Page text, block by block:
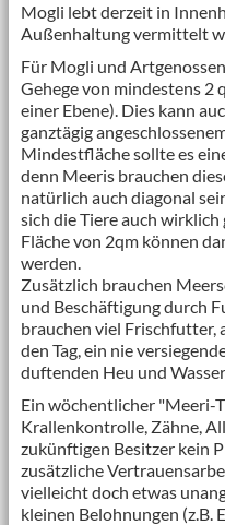
Mogli lebt derzeit in
Außenhaltung vermittelt
Für Mogli und
Gehege von mindestens 2
einer Ebene). Dies kann
ganztägig
Mindestfläche sollte es
denn Meeris brauchen
natürlich auch diagonal
sich die Tiere auch
Fläche von 2qm können
werden.
Zusätzlich brauchen
und Beschäftigung durch
brauchen viel Frischfutter,
den Tag, ein nie
duftenden Heu und
Ein wöchentlicher "Meeri-
Krallenkontrolle, Zähne,
zukünftigen Besitzer kein
zusätzliche
vielleicht doch etwas
kleinen Belohnungen (z.B.